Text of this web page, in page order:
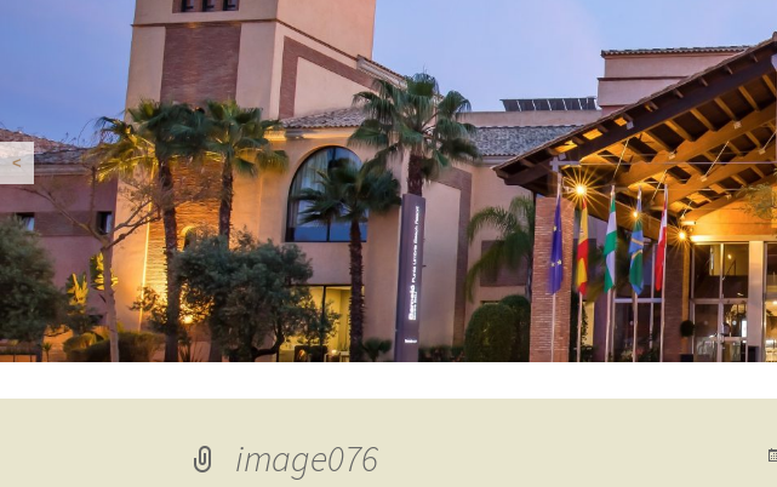
<
image076